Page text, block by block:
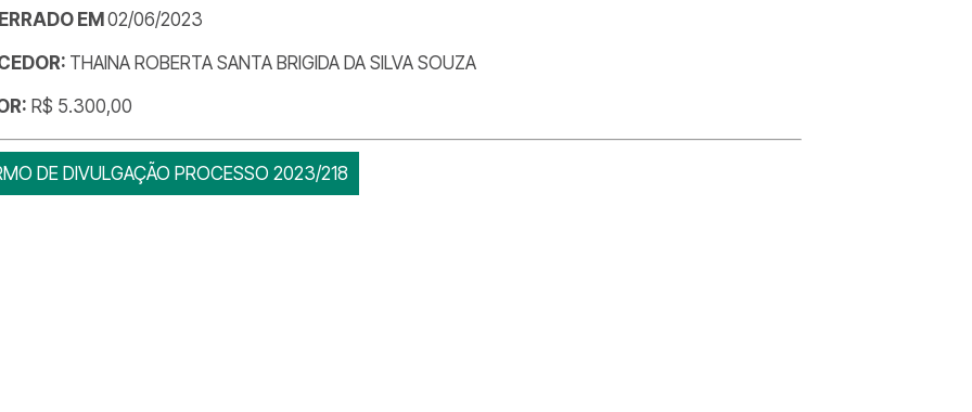
EM02/06/2023
THAINA ROBERTA SANTA BRIGIDA DA SILVA SOUZA
R$ 5.300,00
DE DIVULGAÇÃO PROCESSO 2023/218